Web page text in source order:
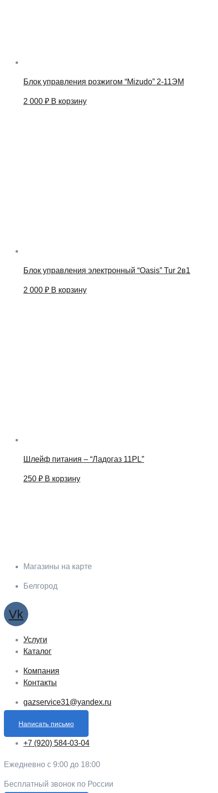
Блок управления розжигом “Mizudo” 2-11ЭМ
2 000 ₽ В корзину
Блок управления электронный “Oasis” Tur 2в1
2 000 ₽ В корзину
Шлейф питания – “Ладогаз 11PL”
250 ₽ В корзину
Магазины на карте
Белгород
Vk
Услуги
Каталог
Компания
Контакты
gazservice31@yandex.ru
Написать письмо
+7 (920) 584-03-04
Ежедневно с 9:00 до 18:00
Бесплатный звонок по России